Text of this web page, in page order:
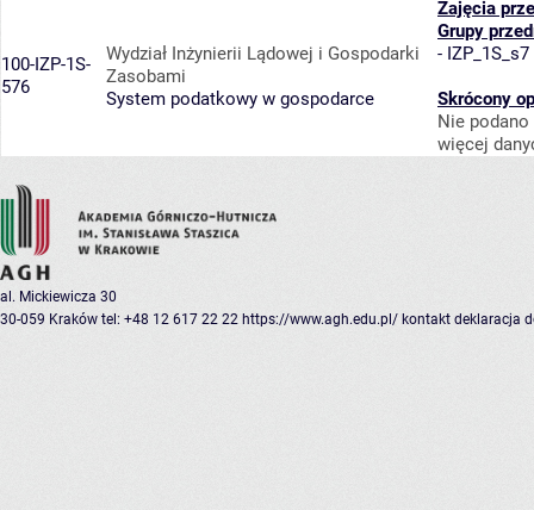
100-IZP-1S-
576
Wydział Inżynierii Lądowej i Gospodarki
Zasobami
System podatkowy w gospodarce
Zajęcia
Grupy
- IZP_1S_s7
Skrócony
Nie
więcej
al. Mickiewicza 30
30-059 Kraków tel: +48 12 617 22 22 https://www.agh.edu.pl/ kontakt deklaracja